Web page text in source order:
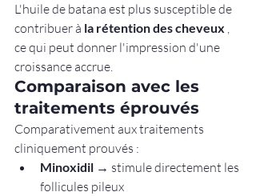
L'huile de batana est plus susceptible de
contribuer à la rétention des cheveux ,
ce qui peut donner l'impression d'une
croissance accrue.
Comparaison avec les
traitements éprouvés
Comparativement aux traitements
cliniquement prouvés :
Minoxidil → stimule directement les
follicules pileux